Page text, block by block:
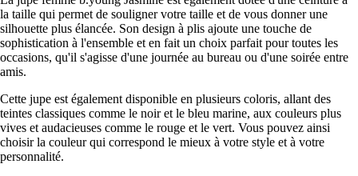
la taille qui permet de souligner votre taille et de vous donner une
silhouette plus élancée. Son design à plis ajoute une touche de
sophistication à l'ensemble et en fait un choix parfait pour toutes les
occasions, qu'il s'agisse d'une journée au bureau ou d'une soirée entre
amis.
Cette jupe est également disponible en plusieurs coloris, allant des
teintes classiques comme le noir et le bleu marine, aux couleurs plus
vives et audacieuses comme le rouge et le vert. Vous pouvez ainsi
choisir la couleur qui correspond le mieux à votre style et à votre
personnalité.